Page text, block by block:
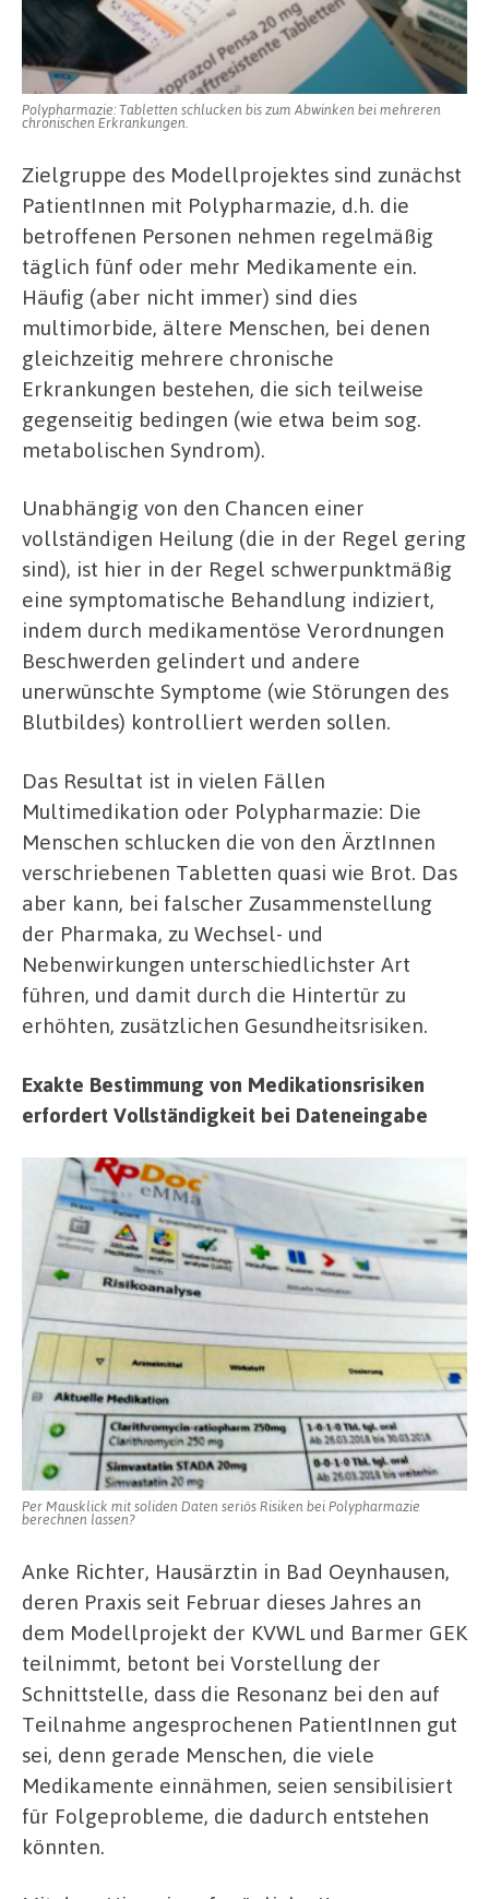
Polypharmazie: Tabletten schlucken bis zum Abwinken bei mehreren
chronischen Erkrankungen.
Zielgruppe des Modellprojektes sind zunächst
PatientInnen mit Polypharmazie, d.h. die
betroffenen Personen nehmen regelmäßig
täglich fünf oder mehr Medikamente ein.
Häufig (aber nicht immer) sind dies
multimorbide, ältere Menschen, bei denen
gleichzeitig mehrere chronische
Erkrankungen bestehen, die sich teilweise
gegenseitig bedingen (wie etwa beim sog.
metabolischen Syndrom).
Unabhängig von den Chancen einer
vollständigen Heilung (die in der Regel gering
sind), ist hier in der Regel schwerpunktmäßig
eine symptomatische Behandlung indiziert,
indem durch medikamentöse Verordnungen
Beschwerden gelindert und andere
unerwünschte Symptome (wie Störungen des
Blutbildes) kontrolliert werden sollen.
Das Resultat ist in vielen Fällen
Multimedikation oder Polypharmazie: Die
Menschen schlucken die von den ÄrztInnen
verschriebenen Tabletten quasi wie Brot. Das
aber kann, bei falscher Zusammenstellung
der Pharmaka, zu Wechsel- und
Nebenwirkungen unterschiedlichster Art
führen, und damit durch die Hintertür zu
erhöhten, zusätzlichen Gesundheitsrisiken.
Exakte Bestimmung von Medikationsrisiken
erfordert Vollständigkeit bei Dateneingabe
Per Mausklick mit soliden Daten seriös Risiken bei Polypharmazie
berechnen lassen?
Anke Richter, Hausärztin in Bad Oeynhausen,
deren Praxis seit Februar dieses Jahres an
dem Modellprojekt der KVWL und Barmer GEK
teilnimmt, betont bei Vorstellung der
Schnittstelle, dass die Resonanz bei den auf
Teilnahme angesprochenen PatientInnen gut
sei, denn gerade Menschen, die viele
Medikamente einnähmen, seien sensibilisiert
für Folgeprobleme, die dadurch entstehen
könnten.